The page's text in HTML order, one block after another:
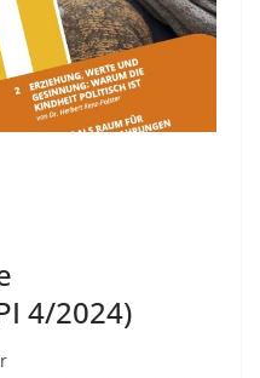
4/2024)